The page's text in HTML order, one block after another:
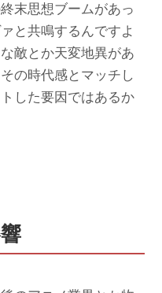
末思想ブームがあっ
と共鳴するんですよ
敵とか天変地異があ
の時代感とマッチし
した要因ではあるか